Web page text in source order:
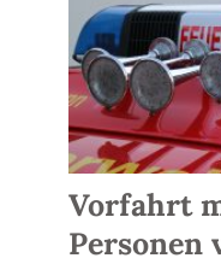
Vorfahrt
Personen